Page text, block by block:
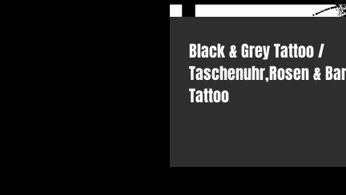
Black & Grey Tattoo /
Taschenuhr,Rosen &
Tattoo